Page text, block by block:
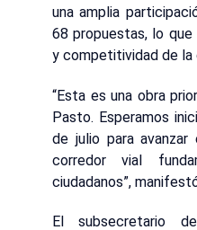
una amplia
68 propuestas, lo que
y competitividad de la
“Esta es una obra
Pasto. Esperamos
de julio para
corredor vial
ciudadanos”,
El subsecretario